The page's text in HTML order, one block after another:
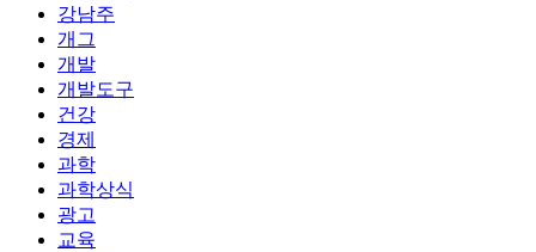
강남주
개그
개발
개발도구
건강
경제
과학
과학상식
광고
교육